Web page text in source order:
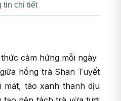
tin chi tiết
cảm hứng mỗi ngày
hồng trà Shan Tuyết
mát, táo xanh thanh dịu